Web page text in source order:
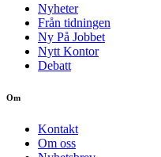
Nyheter
Från tidningen
Ny På Jobbet
Nytt Kontor
Debatt
Om
Kontakt
Om oss